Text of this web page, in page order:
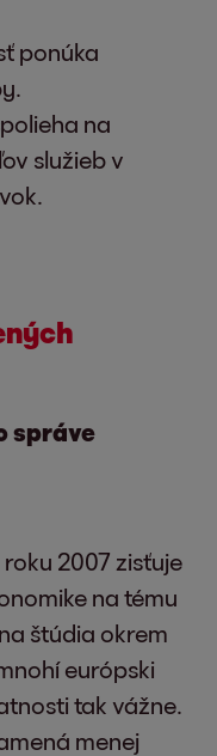
ponúka
na
služieb v
správe
2007 zisťuje
na tému
štúdia okrem
európski
tak vážne.
menej